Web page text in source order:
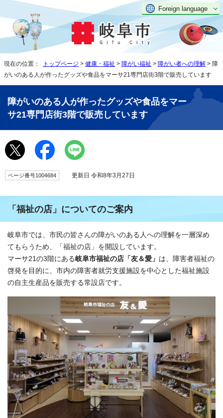
Foreign language
現在の位置： トップページ > 健康・福祉 > 障がい福祉 > 障がい者への理解 > 障
がいのある人が作ったグッズや食品をマーサ21専門店街3階で販売しています
障がいのある人が作ったグッズや食品をマー
サ21専門店街3階で販売しています
ページ番号1004684 更新日 令和8年3月27日
「福祉の店」についてのご案内
岐阜市では、市民の皆さんの障がいのある人への理解を一層深め
てもらうため、「福祉の店」を開設しています。
マーサ21の3階にある岐阜市福祉の店「友＆愛」 は、障害者福祉の
啓発を目的に、市内の障害者就労支援施設を中心とした福祉施設
の自主生産品を販売する常設店です。